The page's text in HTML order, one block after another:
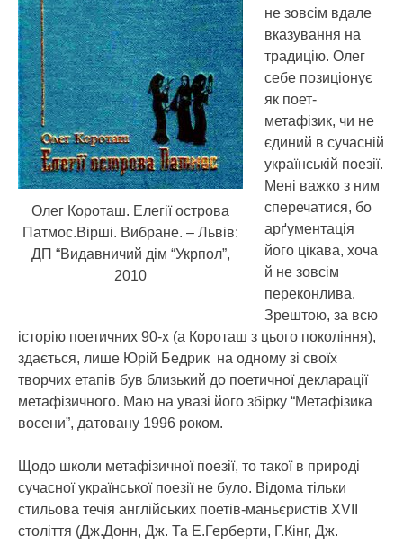
Олег Короташ. Елегії острова
Патмос.Вірші. Вибране. – Львів:
ДП “Видавничий дім “Укрпол”,
2010
не зовсім вдале
вказування на
традицію. Олег
себе позиціонує
як поет-
метафізик, чи не
єдиний в сучасній
українській поезії.
Мені важко з ним
сперечатися, бо
арґументація
його цікава, хоча
й не зовсім
переконлива.
Зрештою, за всю
історію поетичних 90-х (а Короташ з цього покоління),
здається, лише Юрій Бедрик на одному зі своїх
творчих етапів був близький до поетичної декларації
метафізичного. Маю на увазі його збірку “Метафізика
восени”, датовану 1996 роком.
Щодо школи метафізичної поезії, то такої в природі
сучасної української поезії не було. Відома тільки
стильова течія англійських поетів-маньєристів ХVII
століття (Дж.Донн, Дж. Та Е.Герберти, Г.Кінг, Дж.